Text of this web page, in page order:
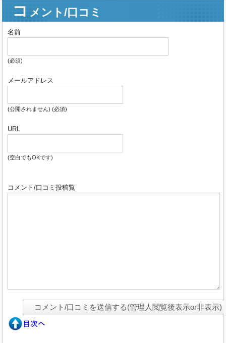
コメント/口コミ
名前
(必須)
メールアドレス
(公開されません) (必須)
URL
(空白でもOKです)
コメント/口コミ投稿覧